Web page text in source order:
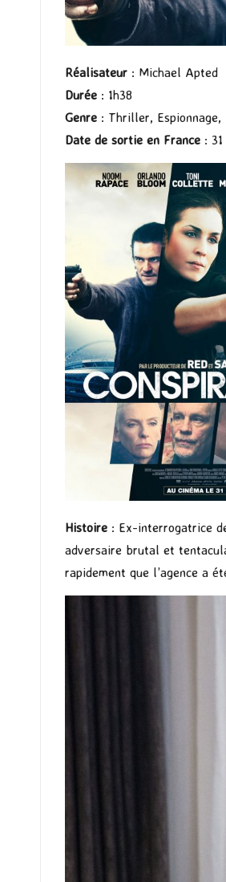
Réalisateur : Michael Apted
Durée : 1h38
Genre : Thriller, Espionnage,
Date de sortie en France :
Histoire : Ex-interrogatrice
adversaire brutal et
rapidement que l’agence a